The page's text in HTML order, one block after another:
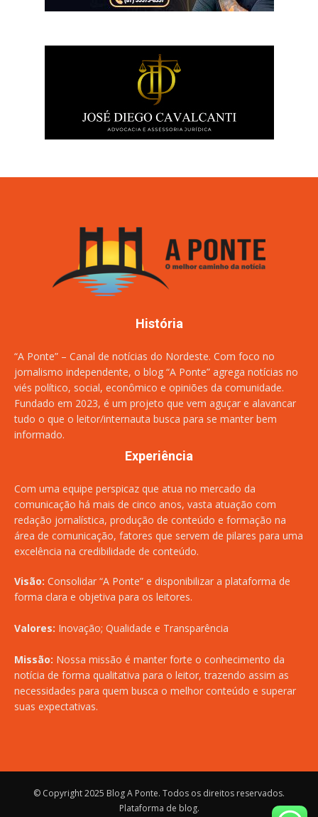
História
“A Ponte” – Canal de notícias do Nordeste. Com foco no
jornalismo independente, o blog “A Ponte” agrega notícias no
viés político, social, econômico e opiniões da comunidade.
Fundado em 2023, é um projeto que vem aguçar e alavancar
tudo o que o leitor/internauta busca para se manter bem
informado.
Experiência
Com uma equipe perspicaz que atua no mercado da
comunicação há mais de cinco anos, vasta atuação com
redação jornalística, produção de conteúdo e formação na
área de comunicação, fatores que servem de pilares para uma
excelência na credibilidade de conteúdo.
Visão: Consolidar “A Ponte” e disponibilizar a plataforma de
forma clara e objetiva para os leitores.
Valores: Inovação; Qualidade e Transparência
Missão: Nossa missão é manter forte o conhecimento da
notícia de forma qualitativa para o leitor, trazendo assim as
necessidades para quem busca o melhor conteúdo e superar
suas expectativas.
© Copyright 2025 Blog A Ponte. Todos os direitos reservados.
Plataforma de blog.